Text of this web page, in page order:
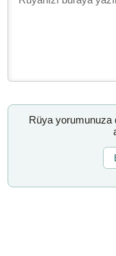
Rüya yorumunuza